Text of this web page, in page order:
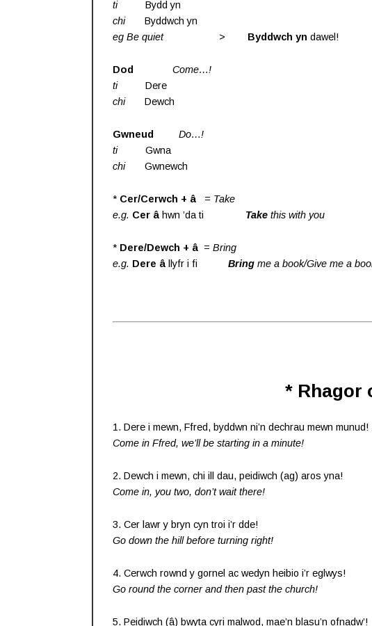
ti Bydd yn
chiByddwch yn
eg Be quiet
> Byddwch yn dawel!
Dod
Come…!
tiDere
chiDewch
Gwneud
Do…!
tiGwna
chiGwnewch
* Cer/Cerwch + â = Take
e.g. Cer â hwn ’da ti Take this with you
* Dere/Dewch + â = Bring
e.g. Dere â llyfr i fi Bring me a book/Give me a
* Rhagor
1. Dere i mewn, Ffred, byddwn ni’n dechrau mewn munud!
Come in Ffred, we’ll be starting in a minute!
2. Dewch i mewn, chi ill dau, peidiwch (ag) aros yna!
Come in, you two, don’t wait there!
3. Cer lawr y bryn cyn troi i’r dde!
Go down the hill before turning right!
4. Cerwch rownd y gornel ac wedyn heibio i’r eglwys!
Go round the corner and then past the church!
5. Peidiwch (â) bwyta cyri malwod, mae’n blasu’n ofnadw’!